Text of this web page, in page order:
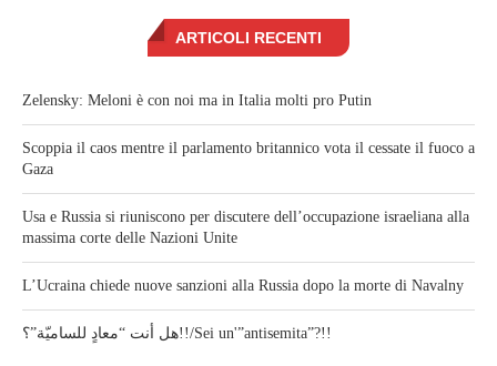
ARTICOLI RECENTI
Zelensky: Meloni è con noi ma in Italia molti pro Putin
Scoppia il caos mentre il parlamento britannico vota il cessate il fuoco a
Gaza
Usa e Russia si riuniscono per discutere dell’occupazione israeliana alla
massima corte delle Nazioni Unite
L’Ucraina chiede nuove sanzioni alla Russia dopo la morte di Navalny
هل أنت “معادٍ للساميّة”؟!!/Sei un'”antisemita”?!!